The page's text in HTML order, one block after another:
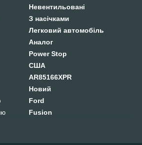
Невентильовані
З насічками
Легковий автомобіль
Аналог
Power Stop
США
AR85166XPR
Новий
Ford
Fusion